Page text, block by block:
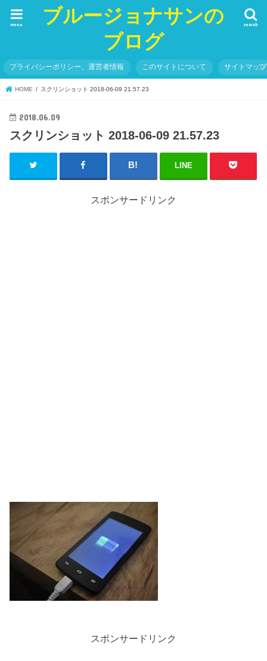
ブルージョナサンの
ブログ
search
menu
プライバシーポリシー、運営者情報 このサイトについて サイトマップ
HOME スクリンショット 2018-06-09 21.57.23
2018.06.09
スクリンショット 2018-06-09 21.57.23
LINE
スポンサードリンク
スポンサードリンク